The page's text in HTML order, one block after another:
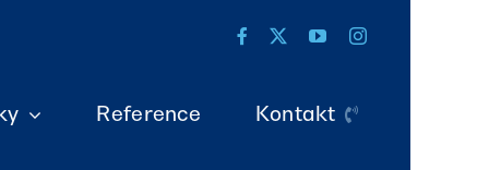
Reference Kontakt